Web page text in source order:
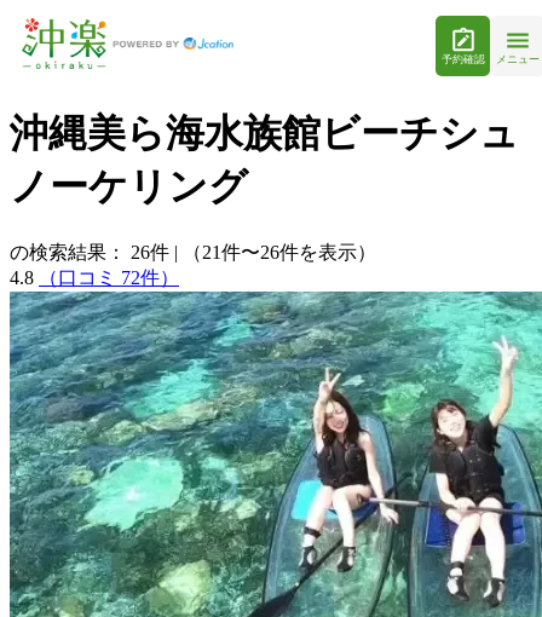
予約確認 メニュー
沖縄美ら海水族館ビーチシュ
ノーケリング
の検索結果： 26件 |
（21件〜26件を表示）
4.8
（口コミ 72件）